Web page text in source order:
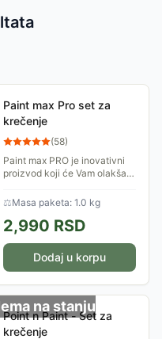
Paint max Pro set za
krečenje
(58)
Paint max PRO je inovativni
proizvod koji će Vam olakšati
novac i vreme.
⚖Masa paketa: 1.0 kg
2,990 RSD
Dodaj u korpu
na stanju
Point n Paint - Set za
krečenje